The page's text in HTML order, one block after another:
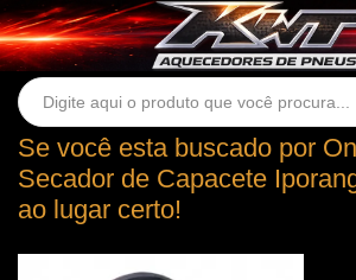
Search
Se você esta buscado por
Secador de Capacete
ao lugar certo!